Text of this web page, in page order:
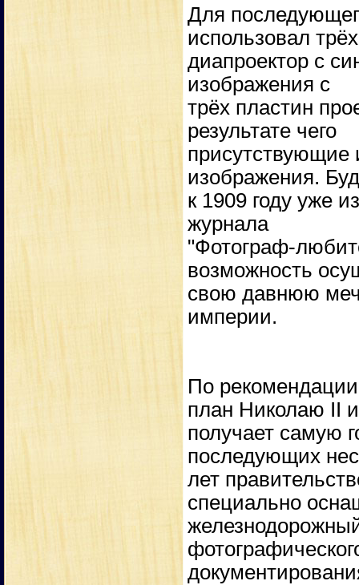
Для
использовал
диапроектор с
изображения с
трёх пластин
результате чего
присутствующие
изображения.
к 1909 году уже
журнала
"Фотограф-
возможность
свою давнюю
империи.
По
план Николаю II и
получает самую
последующих
лет
специально